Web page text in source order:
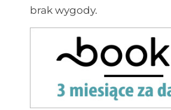
brak wygody.